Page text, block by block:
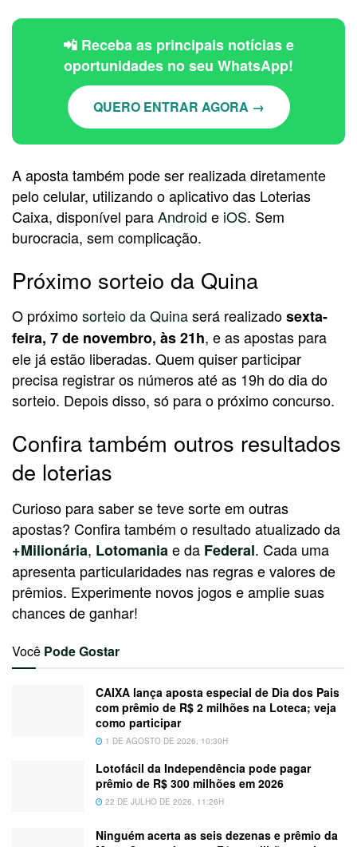
📲 Receba as principais notícias e
oportunidades no seu WhatsApp!
QUERO ENTRAR AGORA →
A aposta também pode ser realizada diretamente
pelo celular, utilizando o aplicativo das Loterias
Caixa, disponível paraAndroid e iOS. Sem
burocracia, sem complicação.
Próximo sorteio da Quina
O próximosorteio da Quinaserá realizadosexta-
feira, 7 de novembro, às 21h, e as apostas para
ele já estão liberadas. Quem quiser participar
precisa registrar os números até as 19h do dia do
sorteio. Depois disso, só para o próximo concurso.
Confira também outros resultados
de loterias
Curioso para saber se teve sorte em outras
apostas? Confira também o resultado atualizado da
+Milionária, Lotomaniae da Federal. Cada uma
apresenta particularidades nas regras e valores de
prêmios. Experimente novos jogos e amplie suas
chances de ganhar!
Você Pode Gostar
CAIXA lança aposta especial de Dia dos Pais
com prêmio de R$ 2 milhões na Loteca; veja
como participar
1 DE AGOSTO DE 2026, 10:30H
Lotofácil da Independência pode pagar
prêmio de R$ 300 milhões em 2026
22 DE JULHO DE 2026, 11:26H
Ninguém acerta as seis dezenas e prêmio da